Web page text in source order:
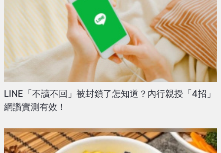
LINE「不讀不回」被封鎖了怎知道？內行親授「4招」
網讚實測有效！